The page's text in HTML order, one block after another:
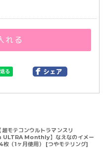
れる
モテコンウルトラマンスリ
Monthly】なえなのイメー
枚（1ヶ月使用） [つやモテリング]